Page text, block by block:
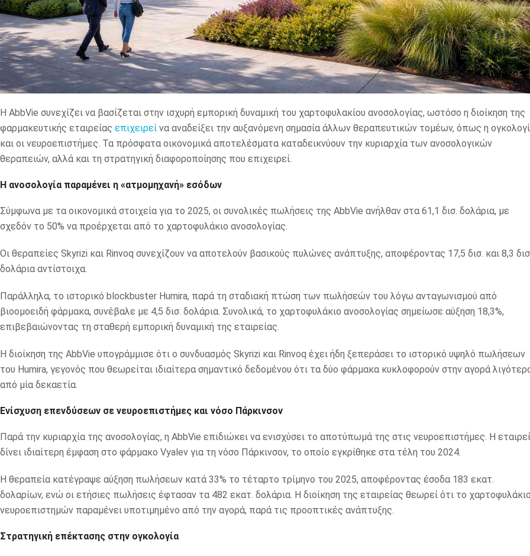
Η AbbVie συνεχίζει να βασίζεται στην ισχυρή εμπορική δυναμική του χαρτοφυλακίου ανοσολογίας, ωστόσο η διοίκηση της
φαρμακευτικής εταιρείας επιχειρεί να αναδείξει την αυξανόμενη σημασία άλλων θεραπευτικών τομέων, όπως η
και οι νευροεπιστήμες. Τα πρόσφατα οικονομικά αποτελέσματα καταδεικνύουν την κυριαρχία των ανοσολογικών
θεραπειών, αλλά και τη στρατηγική διαφοροποίησης που επιχειρεί.
Η ανοσολογία παραμένει η «ατμομηχανή» εσόδων
Σύμφωνα με τα οικονομικά στοιχεία για το 2025, οι συνολικές πωλήσεις της AbbVie ανήλθαν στα 61,1 δισ. δολάρια, με
σχεδόν το 50% να προέρχεται από το χαρτοφυλάκιο ανοσολογίας.
Οι θεραπείες Skyrizi και Rinvoq συνεχίζουν να αποτελούν βασικούς πυλώνες ανάπτυξης, αποφέροντας 17,5 δισ. και 8,3
δολάρια αντίστοιχα.
Παράλληλα, το ιστορικό blockbuster Humira, παρά τη σταδιακή πτώση των πωλήσεών του λόγω ανταγωνισμού από
βιοομοειδή φάρμακα, συνέβαλε με 4,5 δισ. δολάρια. Συνολικά, το χαρτοφυλάκιο ανοσολογίας σημείωσε αύξηση 18,3%,
επιβεβαιώνοντας τη σταθερή εμπορική δυναμική της εταιρείας.
Η διοίκηση της AbbVie υπογράμμισε ότι ο συνδυασμός Skyrizi και Rinvoq έχει ήδη ξεπεράσει το ιστορικό υψηλό πωλήσεων
του Humira, γεγονός που θεωρείται ιδιαίτερα σημαντικό δεδομένου ότι τα δύο φάρμακα κυκλοφορούν στην αγορά
από μία δεκαετία.
Ενίσχυση επενδύσεων σε νευροεπιστήμες και νόσο Πάρκινσον
Παρά την κυριαρχία της ανοσολογίας, η AbbVie επιδιώκει να ενισχύσει το αποτύπωμά της στις νευροεπιστήμες. Η
δίνει ιδιαίτερη έμφαση στο φάρμακο Vyalev για τη νόσο Πάρκινσον, το οποίο εγκρίθηκε στα τέλη του 2024.
Η θεραπεία κατέγραψε αύξηση πωλήσεων κατά 33% το τέταρτο τρίμηνο του 2025, αποφέροντας έσοδα 183 εκατ.
δολαρίων, ενώ οι ετήσιες πωλήσεις έφτασαν τα 482 εκατ. δολάρια. Η διοίκηση της εταιρείας θεωρεί ότι το
νευροεπιστημών παραμένει υποτιμημένο από την αγορά, παρά τις προοπτικές ανάπτυξης.
Στρατηγική επέκτασης στην ογκολογία